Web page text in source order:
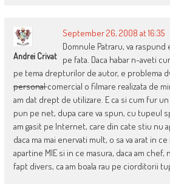
Andrei Crivat
September 26, 2008 at 16:35
Domnule Patraru, va
pe fata. Daca habar n-aveti
pe tema drepturilor de autor, e problema
personalcomercial o filmare realizata de
am dat drept de utilizare. E ca si cum fur
pun pe net, dupa care va spun, cu tupeul
am gasit pe Internet, care din cate stiu nu
daca ma mai enervati mult, o sa va arat in
apartine MIE si in ce masura, daca am
fapt divers, ca am boala rau pe ciorditorii